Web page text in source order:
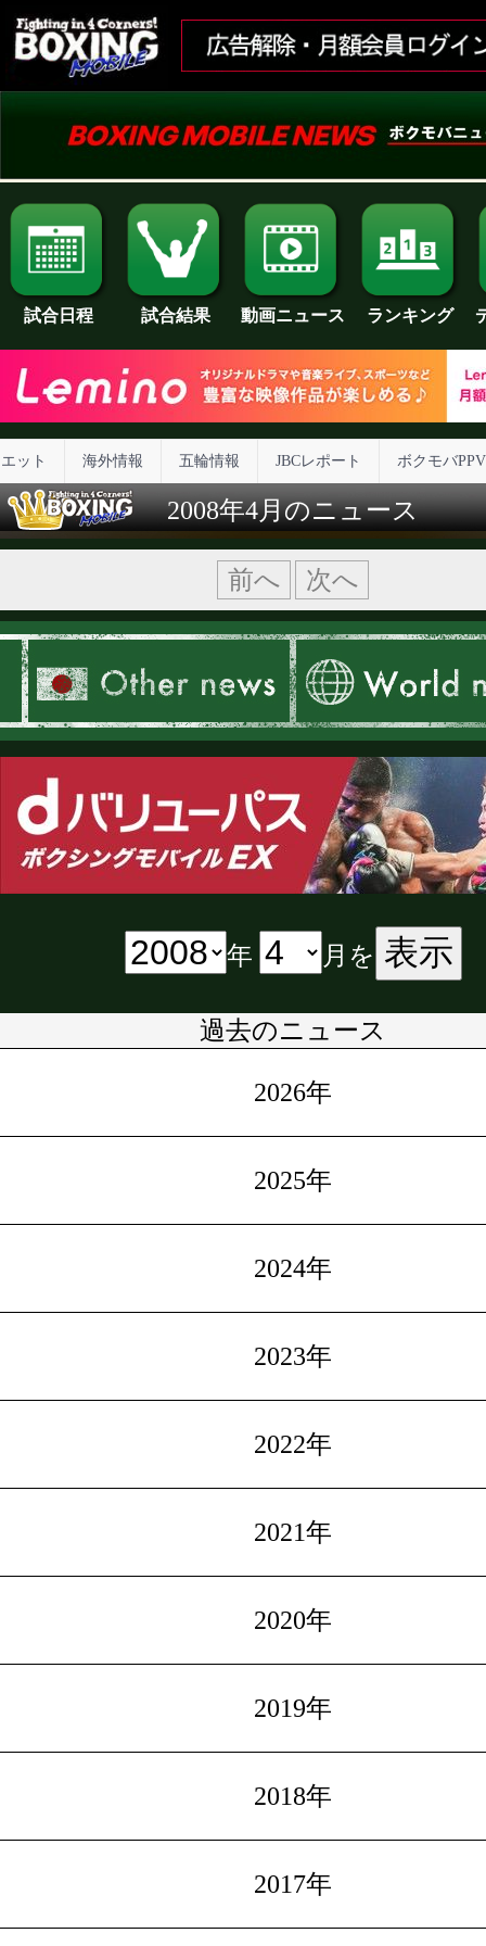
試合日程 試合結果 動画ニュース ランキング
ット 海外情報 五輪情報 JBCレポート ボクモバPPV
2008年4月のニュース
前へ 次へ
年 月を 表示
過去のニュース
2026年
2025年
2024年
2023年
2022年
2021年
2020年
2019年
2018年
2017年